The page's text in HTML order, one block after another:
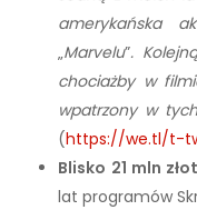
amerykańska
„Marvelu”.
chociażby w
wpatrzony w
(https://we.tl/t-
Blisko 21 mln
lat programów